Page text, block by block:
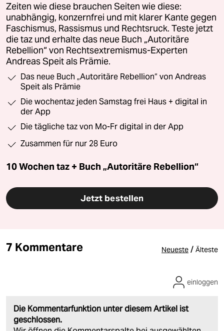
Zeiten wie diese brauchen Seiten wie diese:
unabhängig, konzernfrei und mit klarer Kante gegen
Faschismus, Rassismus und Rechtsruck. Teste jetzt
die taz und erhalte das neue Buch „Autoritäre
Rebellion“ von Rechtsextremismus-Experten
Andreas Speit als Prämie.
Das neue Buch „Autoritäre Rebellion“ von Andreas
Speit als Prämie
Die wochentaz jeden Samstag frei Haus + digital in
der App
Die tägliche taz von Mo-Fr digital in der App
Zusammen für nur 28 Euro
10 Wochen taz + Buch „Autoritäre Rebellion“
Jetzt bestellen
7 Kommentare Neueste / Älteste
Die Kommentarfunktion unter diesem Artikel ist
geschlossen.
einloggen